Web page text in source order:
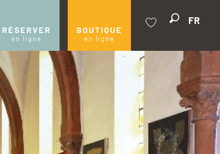
RÉSERVER
en ligne
BOUTIQUE
en ligne
FR